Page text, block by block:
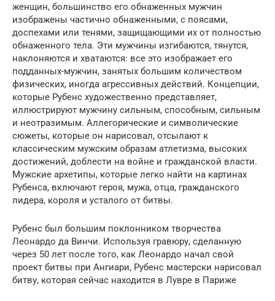
женщин, большинство его обнаженных мужчин
изображены частично обнаженными, с поясами,
доспехами или тенями, защищающими их от полностью
обнаженного тела. Эти мужчины изгибаются, тянутся,
наклоняются и хватаются: все это изображает его
подданных-мужчин, занятых большим количеством
физических, иногда агрессивных действий. Концепции,
которые Рубенс художественно представляет,
иллюстрируют мужчину сильным, способным, сильным
и неотразимым. Аллегорические и символические
сюжеты, которые он нарисовал, отсылают к
классическим мужским образам атлетизма, высоких
достижений, доблести на войне и гражданской власти.
Мужские архетипы, которые легко найти на картинах
Рубенса, включают героя, мужа, отца, гражданского
лидера, короля и усталого от битвы.
Рубенс был большим поклонником творчества
Леонардо да Винчи. Используя гравюру, сделанную
через 50 лет после того, как Леонардо начал свой
проект битвы при Ангиари, Рубенс мастерски нарисовал
битву, которая сейчас находится в Лувре в Париже